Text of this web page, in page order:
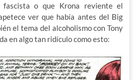
fascista o que Krona reviente el
ver que había antes del Big
el tema del alcoholismo con Tony
en algo tan ridículo como esto: